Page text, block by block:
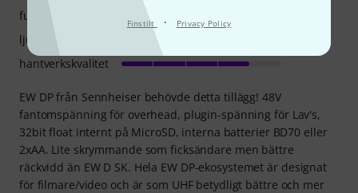
Finstilt · Privacy Policy
EW DP från Sennheiser behövde detta tillägg! 48V
fantomspänning för overhead, plugin-spänning för Lav's,
32bit float internt på MicroSD, interna batterier BD70 eller
2xAA. Lite skrymmande som ficksändare men bättre
räckvidd än EW D SK. Hela EW DP-ekosystemet är designat
för filmare/video och är som UHF betydligt bättre och mer
funktioner
ljud
hantverkskvalitet